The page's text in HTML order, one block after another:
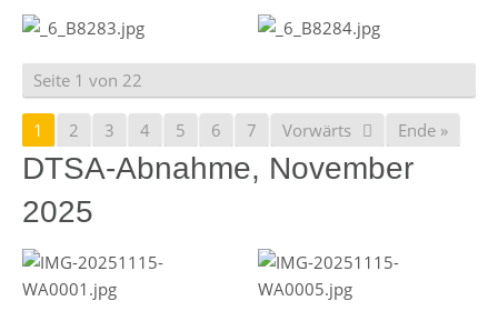
Seite 1 von 22
1 2 3 4 5 6 7 Vorwärts Ende »
DTSA-Abnahme, November
2025